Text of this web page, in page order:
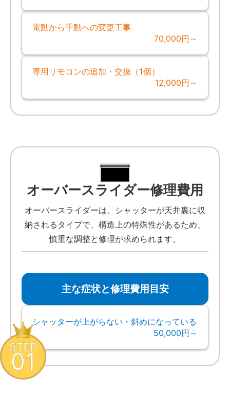
電動から手動への変更工事
70,000円～
専用リモコンの追加・交換（1個）
12,000円～
オーバースライダー修理費用
オーバースライダーは、シャッターが天井裏に収
納されるタイプで、構造上の特殊性があるため、
慎重な調整と修理が求められます。
主な症状と修理費用目安
シャッターが上がらない・斜めになっている
50,000円～
STEP
01